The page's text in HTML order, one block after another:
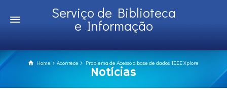
Serviço de Biblioteca
e Informação
Home Acontece Problema de Acesso a base de dados IEEE Xplore
Notícias